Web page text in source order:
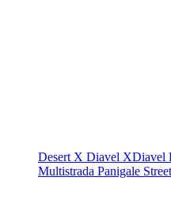
Desert X Diavel XDiavel
Multistrada Panigale